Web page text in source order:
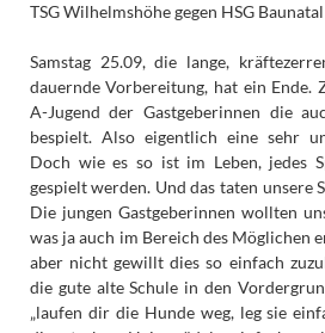
TSG Wilhelmshöhe gegen HSG
Samstag 25.09, die lange,
dauernde Vorbereitung, hat ein Ende.
A-Jugend der Gastgeberinnen die
bespielt. Also eigentlich eine sehr
Doch wie es so ist im Leben, jedes
gespielt werden. Und das taten unsere
Die jungen Gastgeberinnen wollten
was ja auch im Bereich des Möglichen
aber nicht gewillt dies so einfach
die gute alte Schule in den
„laufen dir die Hunde weg, leg sie